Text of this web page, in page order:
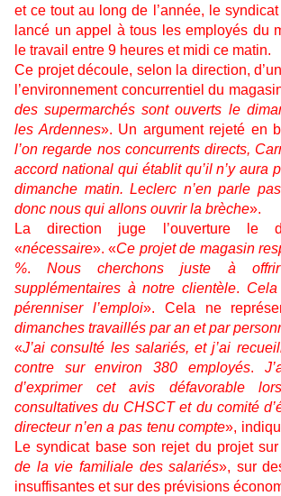
et ce tout au long de l’année, le
lancé un appel à tous les employés du
le travail entre 9 heures et midi ce matin.
Ce projet découle, selon la direction,
l’environnement concurrentiel du
des supermarchés sont ouverts le
les Ardennes». Un argument rejeté en
l’on regarde nos concurrents directs,
accord national qui établit qu’il n’y aura
dimanche matin. Leclerc n’en parle
donc nous qui allons ouvrir la brèche».
La direction juge l’ouverture le
«nécessaire». «Ce projet de magasin
%.Nous cherchons juste à
supplémentaires à notre clientèle.
pérenniser l’emploi». Cela ne
dimanches travaillés par an et par
«J’ai consulté les salariés, et j’ai
contre sur environ 380 employés.
d’exprimer cet avis défavorable
consultatives du CHSCT et du comité
directeur n’en a pas tenu compte»,
Le syndicat base son rejet du projet
de la vie familiale des salariés», sur
insuffisantes et sur des prévisions